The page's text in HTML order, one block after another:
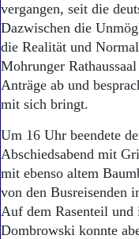
vergangen, seit die
Dazwischen die
die Realität und
Mohrunger
Anträge ab und
mit sich bringt.
Um 16 Uhr beendete
Abschiedsabend mit
mit ebenso altem
von den Busreisenden
Auf dem Rasenteil
Dombrowski konnte